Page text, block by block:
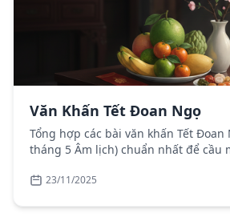
Văn Khấn Tết Đoan Ngọ
Tổng hợp các bài văn khấn Tết Đoan
tháng 5 Âm lịch) chuẩn nhất để cầu
23/11/2025